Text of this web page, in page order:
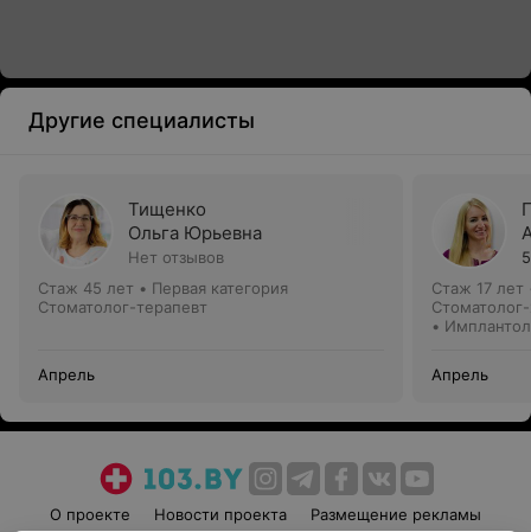
Другие специалисты
Тищенко
Ольга Юрьевна
Нет отзывов
Стаж 45 лет • Первая категория
Стоматолог-терапевт
Апрель
Стаж 17 лет
•
Апрель
О проекте Новости проекта
Размещение рекламы